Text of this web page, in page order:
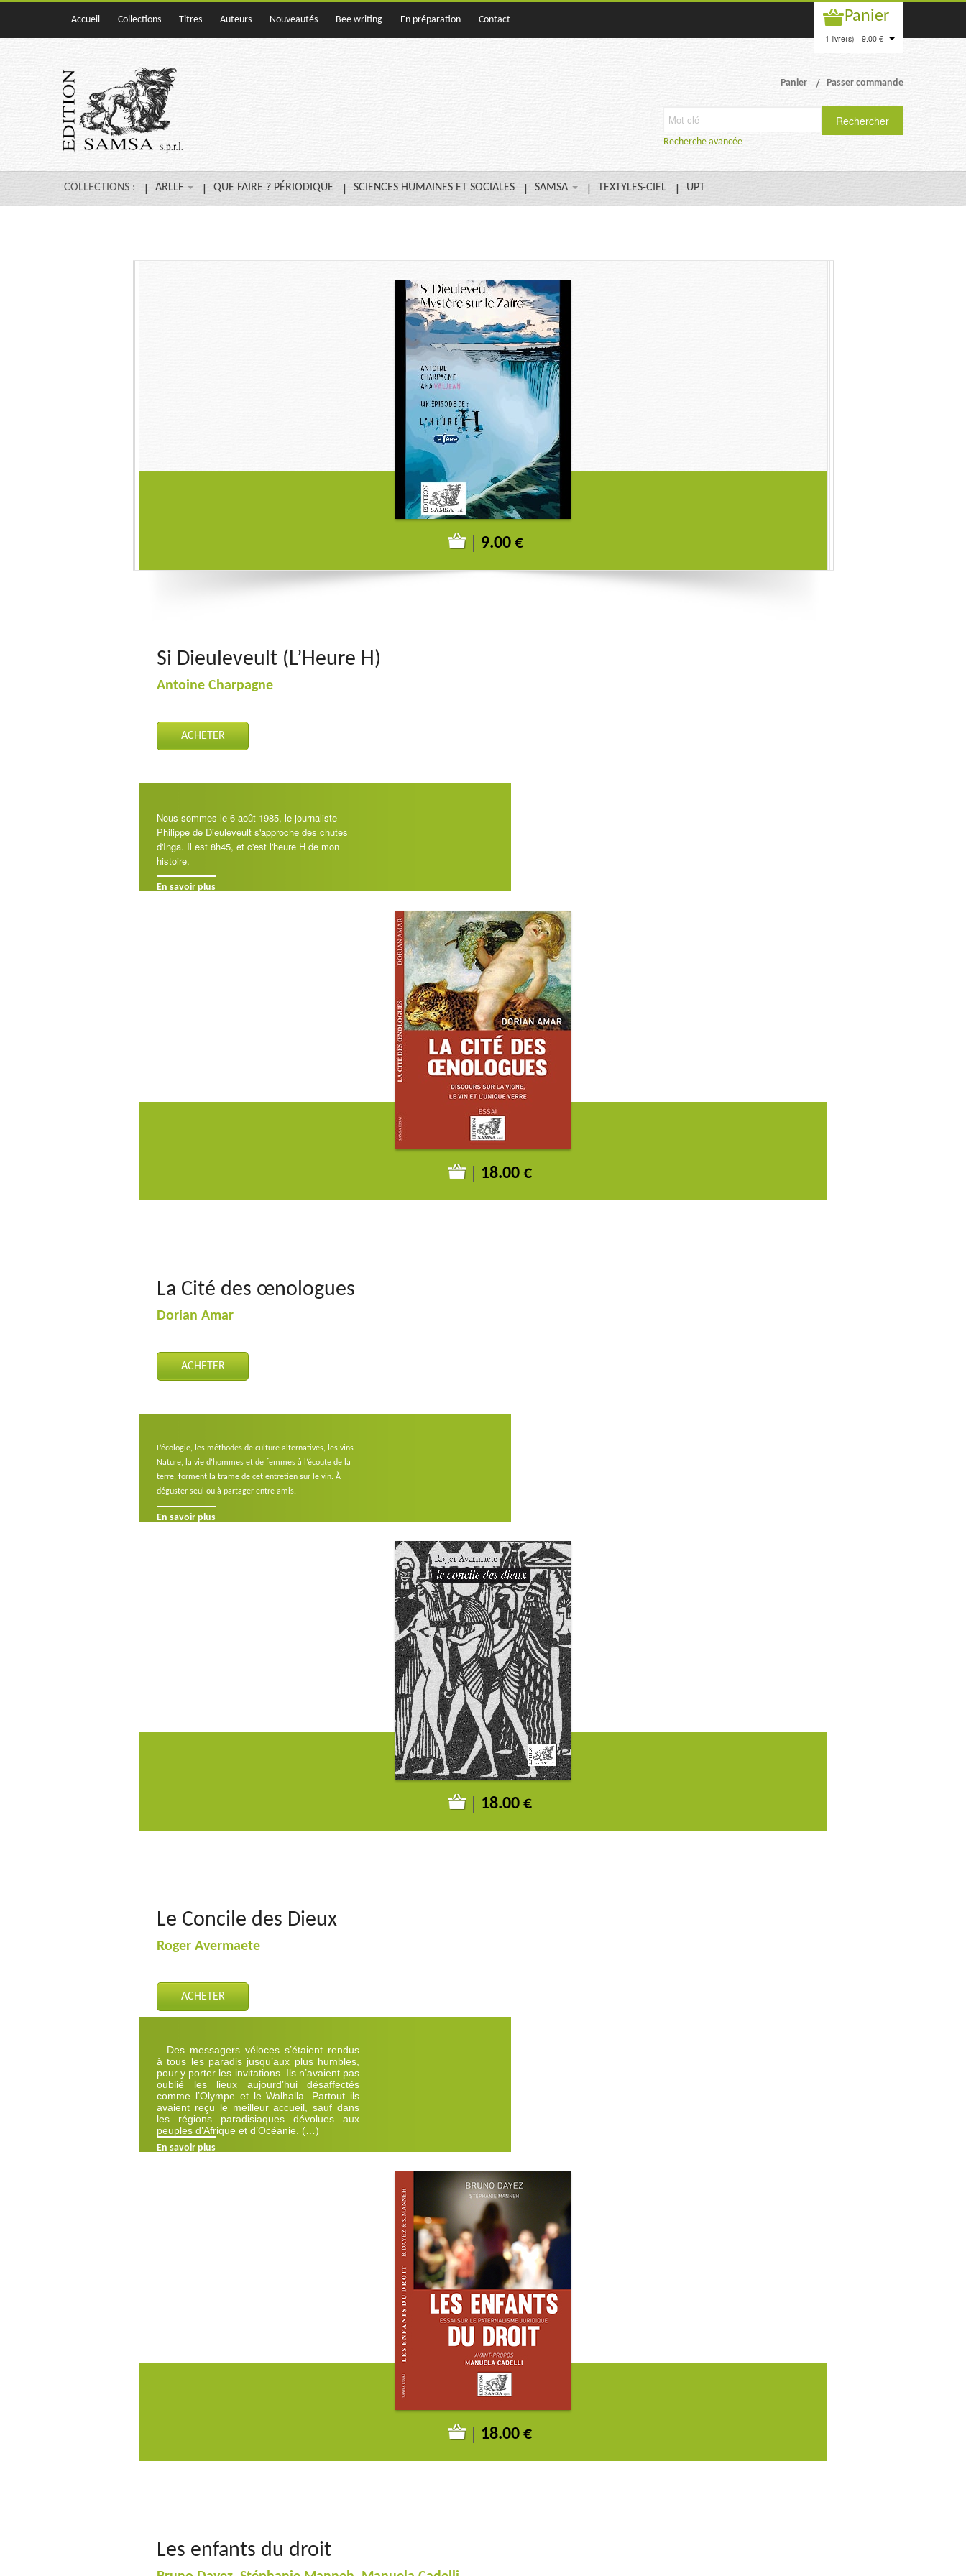
Accueil Collections Titres Auteurs Nouveautés Bee writing En préparation Contact Panier
1 livre(s) - 9.00 €
Panier Passer commande
Rechercher
Recherche avancée
COLLECTIONS : ARLLF QUE FAIRE ? PÉRIODIQUE SCIENCES HUMAINES ET SOCIALES SAMSA TEXTYLES-CIEL UPT
9.00 €
Si Dieuleveult (L’Heure H)
Antoine Charpagne
ACHETER
Nous sommes le 6 août 1985, le journaliste
Philippe de Dieuleveult s'approche des chutes
d'Inga. Il est 8h45, et c'est l'heure H de mon
histoire.
En savoir plus
18.00 €
La Cité des œnologues
Dorian Amar
ACHETER
L’écologie, les méthodes de culture alternatives, les vins
Nature, la vie d’hommes et de femmes à l’écoute de la
terre, forment la trame de cet entretien sur le vin. À
déguster seul ou à partager entre amis.
En savoir plus
18.00 €
Le Concile des Dieux
Roger Avermaete
ACHETER
Des messagers véloces s’étaient rendus
à tous les paradis jusqu’aux plus humbles,
pour y porter les invitations. Ils n’avaient pas
oublié les lieux aujourd’hui désaffectés
comme l’Olympe et le Walhalla. Partout ils
avaient reçu le meilleur accueil, sauf dans
les régions paradisiaques dévolues aux
peuples d’Afrique et d’Océanie. (…)
En savoir plus
18.00 €
Les enfants du droit